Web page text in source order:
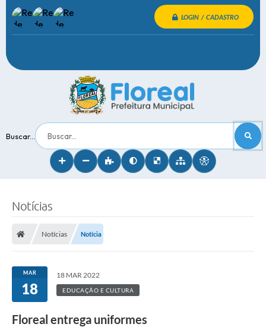
LOGIN / CADASTRO
Buscar...
Notícias
Notícias Notícia
MAR
18
18 MAR 2022
EDUCAÇÃO E CULTURA
Floreal entrega uniformes